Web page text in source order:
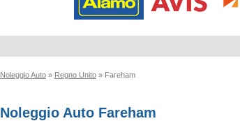
Noleggio Auto » Regno Unito » Fareham
Noleggio Auto Fareham